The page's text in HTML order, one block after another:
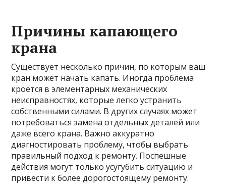
Причины капающего
крана
Существует несколько причин, по которым ваш
кран может начать капать. Иногда проблема
кроется в элементарных механических
неисправностях, которые легко устранить
собственными силами. В других случаях может
потребоваться замена отдельных деталей или
даже всего крана. Важно аккуратно
диагностировать проблему, чтобы выбрать
правильный подход к ремонту. Поспешные
действия могут только усугубить ситуацию и
привести к более дорогостоящему ремонту.